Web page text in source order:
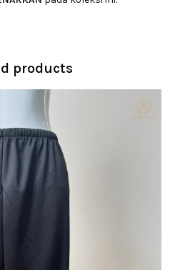
products